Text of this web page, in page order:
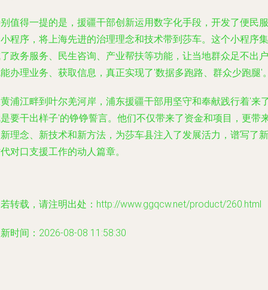
值得一提的是，援疆干部创新运用数字化手段，开发了便民服
程序，将上海先进的治理理念和技术带到莎车。这个小程序集
政务服务、民生咨询、产业帮扶等功能，让当地群众足不出户
办理业务、获取信息，真正实现了'数据多跑路、群众少跑腿'
浦江畔到叶尔羌河岸，浦东援疆干部用坚守和奉献践行着'来
要干出样子'的铮铮誓言。他们不仅带来了资金和项目，更带
理念、新技术和新方法，为莎车县注入了发展活力，谱写了新
对口支援工作的动人篇章。
转载，请注明出处：http://www.ggqcw.net/product/260.html
时间：2026-08-08 11:58:30